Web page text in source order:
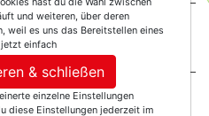
Not Girls.
und weiteren, über deren
weil es uns das Bereitstellen eines
einfach
& schließen
einzelne Einstellungen
diese Einstellungen jederzeit im